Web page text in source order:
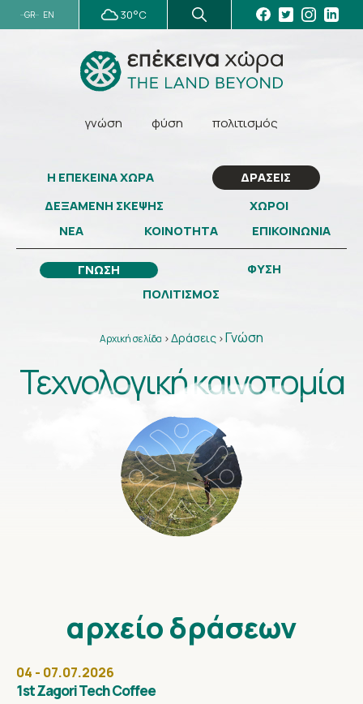
GR EN 30°C
γνώση φύση πολιτισμός
Η ΕΠΕΚΕΙΝΑ ΧΩΡΑ
ΔΡΑΣΕΙΣ
ΔΕΞΑΜΕΝΗ ΣΚΕΨΗΣ
ΧΩΡΟΙ
ΝΕΑ
ΚΟΙΝΟΤΗΤΑ ΕΠΙΚΟΙΝΩΝΙΑ
ΓΝΩΣΗ
ΦΥΣΗ
ΠΟΛΙΤΙΣΜΟΣ
Αρχική σελίδα >Δράσεις >Γνώση
Τεχνολογική καινοτομία
αρχείοδράσεων
04 - 07.07.2026
1st Zagori Tech Coffee